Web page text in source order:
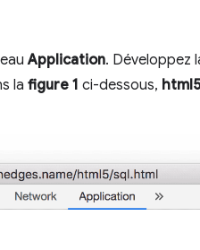
Application. Développez
la figure 1 ci-dessous,